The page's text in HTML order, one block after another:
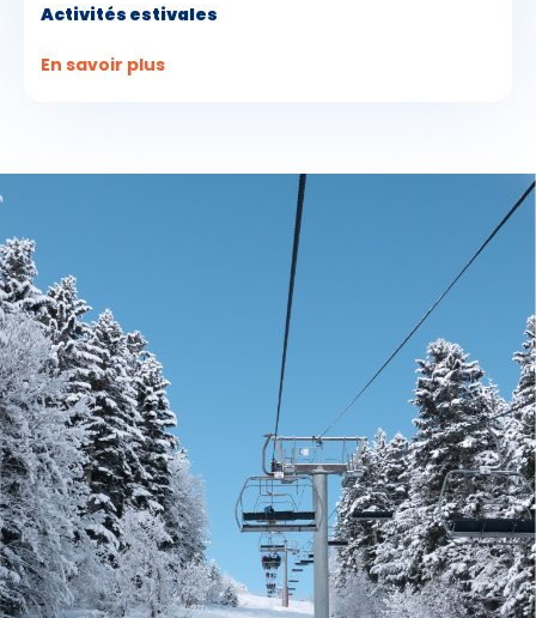
Activités estivales
En savoir plus